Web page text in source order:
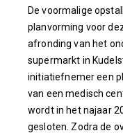
De voormalige
planvorming voor
afronding van het
supermarkt in
initiatiefnemer een
van een medisch
wordt in het najaar
gesloten. Zodra de